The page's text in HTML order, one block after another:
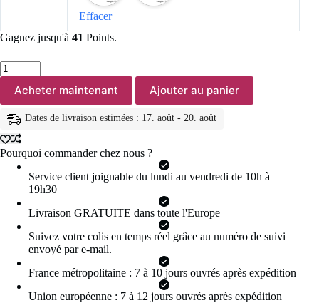
Effacer
Gagnez jusqu'à 41 Points.
quantité
de
Lucktune
bracelet
chaine
argent
homme
bracelet
aciers
inoxydables
Figaro
Bracelet
hommes
femmes
inoxydable
largeur
Acheter maintenant Ajouter au panier
Dates de livraison estimées : 17. août - 20. août
Pourquoi commander chez nous ?
Service client joignable du lundi au vendredi de 10h à
19h30
Livraison GRATUITE dans toute l'Europe
Suivez votre colis en temps réel grâce au numéro de suivi
envoyé par e-mail.
France métropolitaine : 7 à 10 jours ouvrés après expédition
Union européenne : 7 à 12 jours ouvrés après expédition